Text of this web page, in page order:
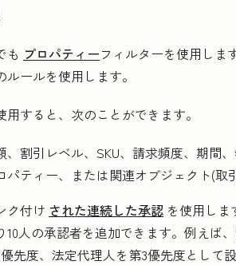
も プロパティーフィルターを使用しま
ルールを使用します。
用すると、次のことができます。
、割引レベル、SKU、請求頻度、期間
パティー、または関連オブジェクト(取
ク付け された連続した承認 を使用しま
10人の承認者を追加できます。例えば
先度、法定代理人を第3優先度として